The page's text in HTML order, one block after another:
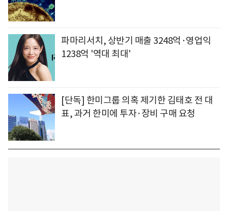
파마리서치, 상반기 매출 3248억·영업익
1238억 '역대 최대'
[단독] 한미그룹 의혹 제기한 김태호 전 대
표, 과거 한미에 투자·장비 구매 요청